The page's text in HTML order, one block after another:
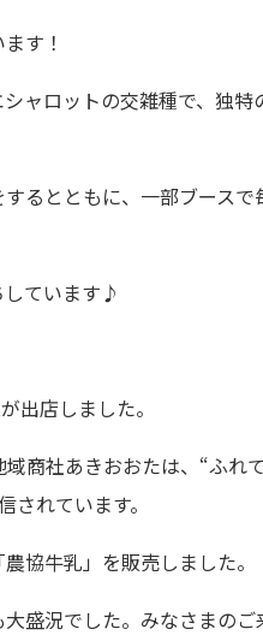
す！
ャロットの交雑種で、独
るとともに、一部ブース
しています♪
出店しました。
商社あきおおたは、“ふれ
れています。
協牛乳」を販売しました。
盛況でした。みなさまの